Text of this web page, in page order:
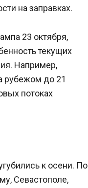
на заправках.
23 октября,
текущих
Например,
рубежом до 21
потоках
к осени. По
Севастополе,